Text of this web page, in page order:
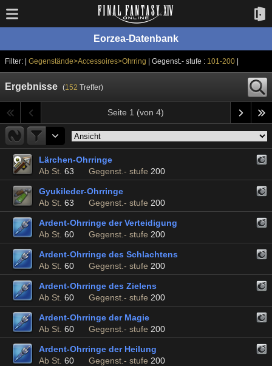
Eorzea-Datenbank
Filter: | Gegenstände>Accessoires>Ohrring | Gegenst.- stufe : 101-200
Ergebnisse (152 Treffer)
Seite 1 (von 4)
Lärchen-Ohrringe
Ab St. 63 Gegenst.- stufe 200
Gyukileder-Ohrringe
Ab St. 63 Gegenst.- stufe 200
Ardent-Ohrringe der Verteidigung
Ab St. 60 Gegenst.- stufe 200
Ardent-Ohrringe des Schlachtens
Ab St. 60 Gegenst.- stufe 200
Ardent-Ohrringe des Zielens
Ab St. 60 Gegenst.- stufe 200
Ardent-Ohrringe der Magie
Ab St. 60 Gegenst.- stufe 200
Ardent-Ohrringe der Heilung
Ab St. 60 Gegenst.- stufe 200